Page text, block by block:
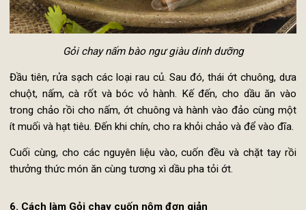
yêu cầu nhiều nguyên liệu hơn. Để làm món ăn này, bạn
chuẩn bị bánh đa cuốn, cà-rốt, dưa chuột, rau bắp cải, nấm
ngư, hành khô, muối và hạt tiêu.